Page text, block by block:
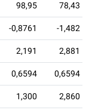
98,95 78,43
-0,8761 -1,482
2,191 2,881
0,6594 0,6594
1,300 2,860